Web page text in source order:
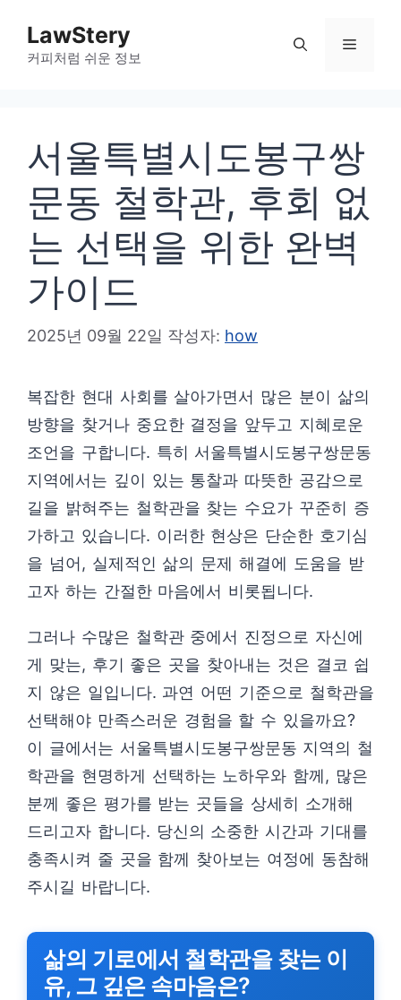
LawStery
커피처럼 쉬운 정보
메
서울특별시도봉구쌍
문동 철학관, 후회 없
는 선택을 위한 완벽
가이드
2025년 09월 22일 작성자: how
복잡한 현대 사회를 살아가면서 많은 분이 삶의
방향을 찾거나 중요한 결정을 앞두고 지혜로운
조언을 구합니다. 특히 서울특별시도봉구쌍문동
지역에서는 깊이 있는 통찰과 따뜻한 공감으로
길을 밝혀주는 철학관을 찾는 수요가 꾸준히 증
가하고 있습니다. 이러한 현상은 단순한 호기심
을 넘어, 실제적인 삶의 문제 해결에 도움을 받
고자 하는 간절한 마음에서 비롯됩니다.
그러나 수많은 철학관 중에서 진정으로 자신에
게 맞는, 후기 좋은 곳을 찾아내는 것은 결코 쉽
지 않은 일입니다. 과연 어떤 기준으로 철학관을
선택해야 만족스러운 경험을 할 수 있을까요?
이 글에서는 서울특별시도봉구쌍문동 지역의 철
학관을 현명하게 선택하는 노하우와 함께, 많은
분께 좋은 평가를 받는 곳들을 상세히 소개해
드리고자 합니다. 당신의 소중한 시간과 기대를
충족시켜 줄 곳을 함께 찾아보는 여정에 동참해
주시길 바랍니다.
삶의 기로에서 철학관을 찾는 이
유, 그 깊은 속마음은?